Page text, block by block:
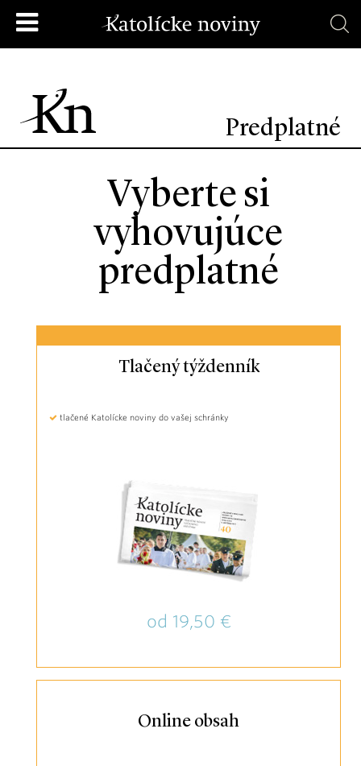
Predplatné
Vyberte si
vyhovujúce
predplatné
Tlačený týždenník
tlačené Katolícke noviny do vašej schránky
od 19,50 €
Online obsah